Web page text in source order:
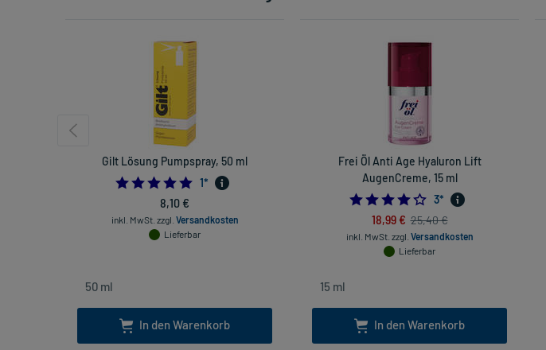
Gilt Lösung Pumpspray, 50 ml
5.0
1*
8,10 €
inkl. MwSt. zzgl. Versandkosten
Lieferbar
In den Warenkorb
Frei Öl Anti Age Hyaluron Lift
AugenCreme, 15 ml
4.0
3*
18,99 € 25,40 €
inkl. MwSt. zzgl. Versandkosten
Lieferbar
In den Warenkorb